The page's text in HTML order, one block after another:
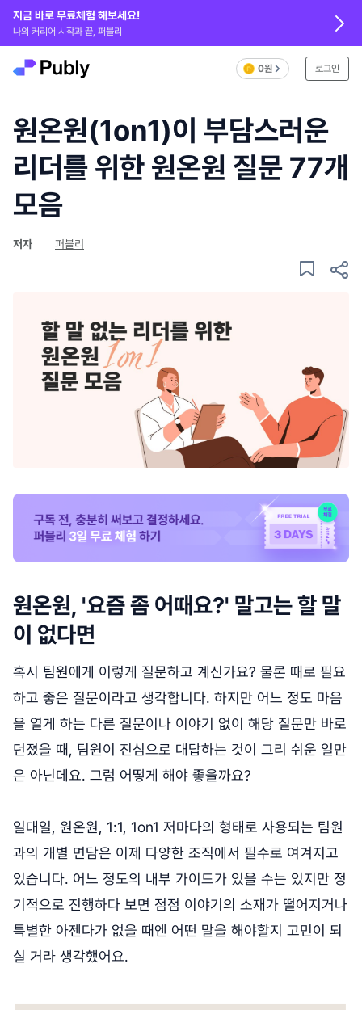
지금 바로 무료체험 해보세요!
나의 커리어 시작과 끝, 퍼블리
0원 로그인
원온원(1on1)이 부담스러운
리더를 위한 원온원 질문 77개
모음
저자 퍼블리
원온원, '요즘 좀 어때요?' 말고는 할 말
이 없다면
혹시 팀원에게 이렇게 질문하고 계신가요? 물론 때로 필요
하고 좋은 질문이라고 생각합니다. 하지만 어느 정도 마음
을 열게 하는 다른 질문이나 이야기 없이 해당 질문만 바로
던졌을 때, 팀원이 진심으로 대답하는 것이 그리 쉬운 일만
은 아닌데요. 그럼 어떻게 해야 좋을까요?
일대일, 원온원, 1:1, 1on1 저마다의 형태로 사용되는 팀원
과의 개별 면담은 이제 다양한 조직에서 필수로 여겨지고
있습니다. 어느 정도의 내부 가이드가 있을 수는 있지만 정
기적으로 진행하다 보면 점점 이야기의 소재가 떨어지거나
특별한 아젠다가 없을 때엔 어떤 말을 해야할지 고민이 되
실 거라 생각했어요.